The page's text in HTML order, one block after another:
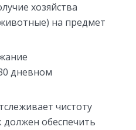
хозяйства
на предмет
дневном
чистоту
обеспечить